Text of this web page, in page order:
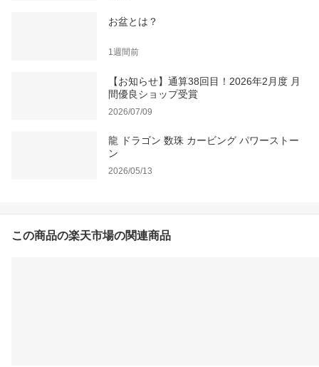
お盆とは？
1週間前
【お知らせ】通算38回目！2026年2月度 月
間優良ショップ受賞
2026/07/09
龍 ドラゴン 数珠 カービング パワーストー
ン
2026/05/13
この商品の楽天市場の関連商品